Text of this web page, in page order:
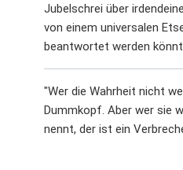
Jubelschrei über
von einem universalen
beantwortet werden
"Wer die Wahrheit nicht
Dummkopf. Aber wer sie
nennt, der ist ein